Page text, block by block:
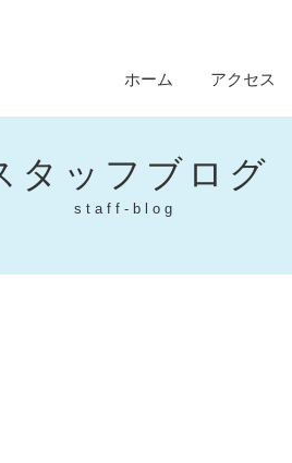
ホーム アクセス
タッフブログ
staff-blog